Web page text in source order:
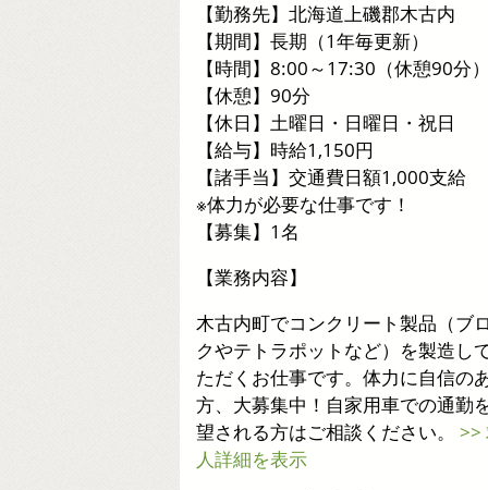
【勤務先】北海道上磯郡木古内
【期間】長期（1年毎更新）
【時間】8:00～17:30（休憩90分
【休憩】90分
【休日】土曜日・日曜日・祝日
【給与】時給1,150円
【諸手当】交通費日額1,000支給
※体力が必要な仕事です！
【募集】1名
【業務内容】
木古内町でコンクリート製品（ブ
クやテトラポットなど）を製造し
ただくお仕事です。体力に自信の
方、大募集中！自家用車での通勤
望される方はご相談ください。 >>
人詳細を表示